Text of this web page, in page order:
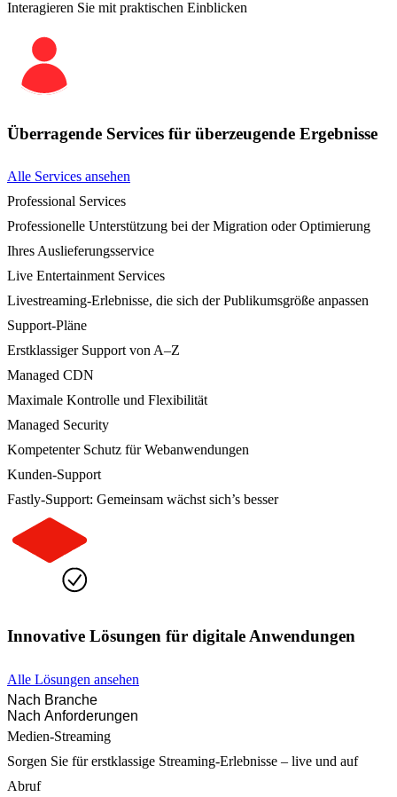
Interagieren Sie mit praktischen Einblicken
Überragende Services für überzeugende Ergebnisse
Alle Services ansehen
Professional Services
Professionelle Unterstützung bei der Migration oder Optimierung
Ihres Auslieferungsservice
Live Entertainment Services
Livestreaming-Erlebnisse, die sich der Publikumsgröße anpassen
Support-Pläne
Erstklassiger Support von A–Z
Managed CDN
Maximale Kontrolle und Flexibilität
Managed Security
Kompetenter Schutz für Webanwendungen
Kunden-Support
Fastly-Support: Gemeinsam wächst sich’s besser
Innovative Lösungen für digitale Anwendungen
Alle Lösungen ansehen
Nach Branche
Nach Anforderungen
Medien-Streaming
Sorgen Sie für erstklassige Streaming-Erlebnisse – live und auf
Abruf